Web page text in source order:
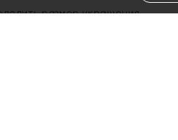
размер украшения